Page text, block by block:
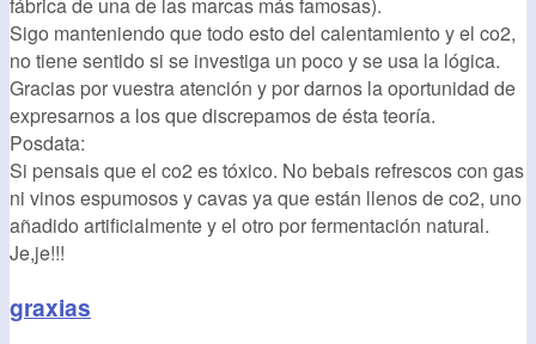
fábrica de una de las marcas más famosas).
Sigo manteniendo que todo esto del calentamiento y el co2,
no tiene sentido si se investiga un poco y se usa la lógica.
Gracias por vuestra atención y por darnos la oportunidad de
expresarnos a los que discrepamos de ésta teoría.
Posdata:
Si pensais que el co2 es tóxico. No bebais refrescos con gas
ni vinos espumosos y cavas ya que están llenos de co2, uno
añadido artificialmente y el otro por fermentación natural.
Je,je!!!
graxias